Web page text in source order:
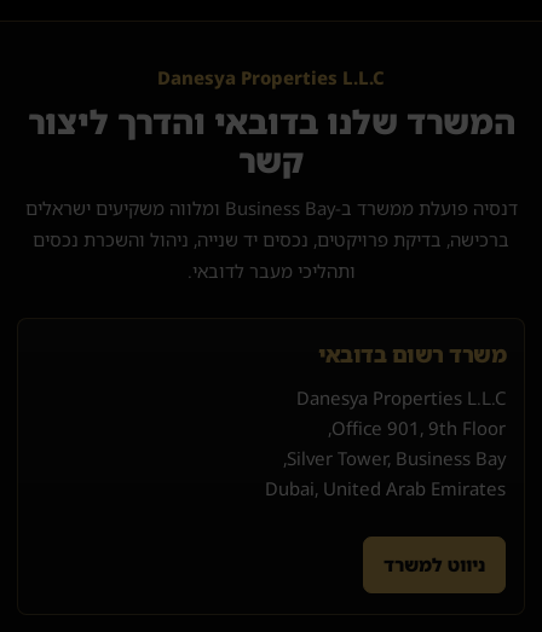
Danesya Properties L.L.C
המשרד שלנו בדובאי והדרך ליצור
קשר
דנסיה פועלת ממשרד ב-Business Bay ומלווה משקיעים ישראלים
ברכישה, בדיקת פרויקטים, נכסים יד שנייה, ניהול והשכרת נכסים
ותהליכי מעבר לדובאי.
משרד רשום בדובאי
Danesya Properties L.L.C
Office 901, 9th Floor,
Silver Tower, Business Bay,
Dubai, United Arab Emirates
ניווט למשרד